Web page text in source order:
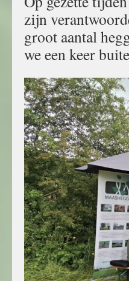
zijn
groot aantal
we een keer